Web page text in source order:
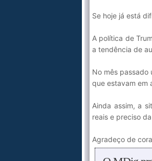
Se hoje já está
A política de
a tendência de
No mês
que estavam em
Ainda assim, a
reais e preciso
Agradeço de